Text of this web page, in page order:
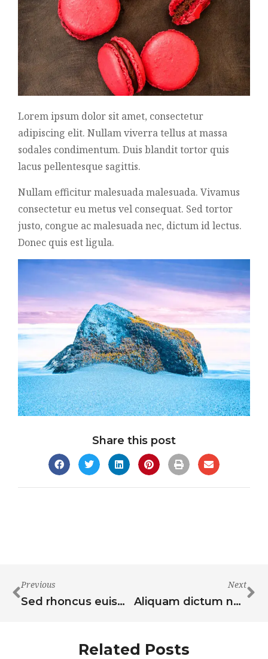
Lorem ipsum dolor sit amet, consectetur
adipiscing elit. Nullam viverra tellus at massa
sodales condimentum. Duis blandit tortor quis
lacus pellentesque sagittis.
Nullam efficitur malesuada malesuada. Vivamus
consectetur eu metus vel consequat. Sed tortor
justo, congue ac malesuada nec, dictum id lectus.
Donec quis est ligula.
Share this post
Previous
Sed rhoncus euismod aliquet. Nunc cursus scelerisque condimentum
Next
Aliquam dictum nec libero sed gravida
Related Posts